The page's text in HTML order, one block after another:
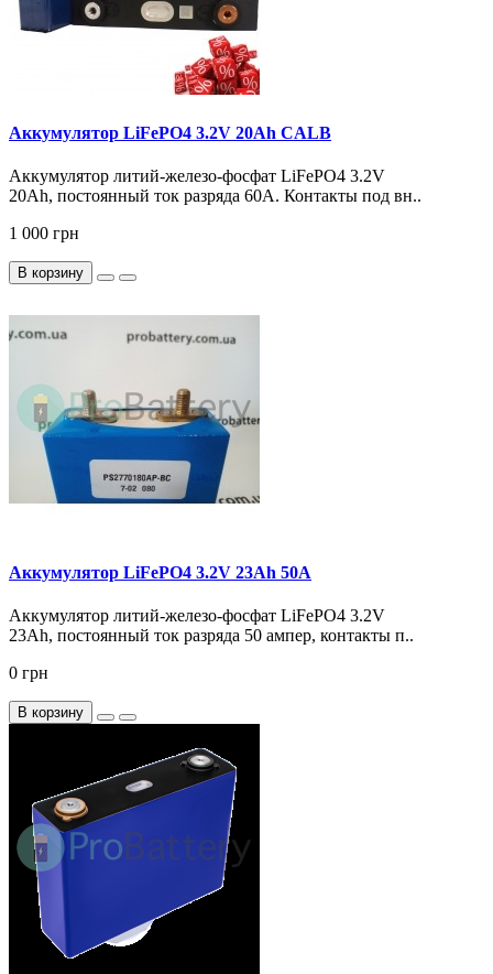
Аккумулятор LiFePO4 3.2V 20Ah CALB
Аккумулятор литий-железо-фосфат LiFePO4 3.2V
20Ah, постоянный ток разряда 60А. Контакты под вн..
1 000 грн
В корзину
Аккумулятор LiFePO4 3.2V 23Ah 50А
Аккумулятор литий-железо-фосфат LiFePO4 3.2V
23Ah, постоянный ток разряда 50 ампер, контакты п..
0 грн
В корзину